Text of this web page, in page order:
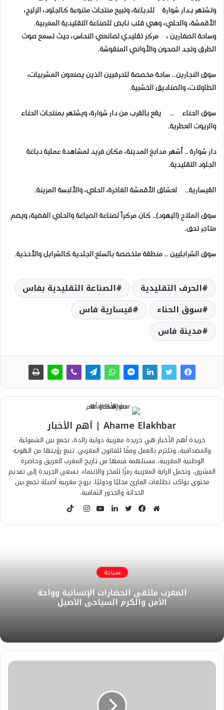
وتشتهر بـدار شوارة للدباغة، وتبيع منتجات متنوعة كالجلود، الزليج،
الأقمشة، والحلي، وهي قلب نابض للصناعة التقليدية المغربية.
وساحة الصفارين ، مركز تقليدي لصانعي النحاس، حيث تسمع صوت
الطرق وتجد الصحون والأواني المنقوشة.
سوق النجارين.. ساحة مخصصة للحرفيين الذين يصنعون المشربيات،
الطاولات، والصناديق الخشبية.
سوق الحناء .. يقع بالقرب من دار شوارة، ويشتهر بمنتجات الحناء
والزيوت العطرية.
دار شوارة .. أشهر مدابغ المدينة، مكان فريد لمشاهدة عملية دباغة
الجلود التقليدية.
القيسارية.. لعشاق الأقمشة الفاخرة، الحلي، والألبسة المزينة.
سوق الملاح (اليهود).. كان مركزاً لصناعة الصياغة والحلي الفضية، ويضم
متاجر تحف.
سوق الشرابليين .. منطقة متخصصة بالسلع الجلدية كالشرابل والأحذية.
الحرف التقليدية
الصناعة التقليدية بفاس
سوق الحناء
قيسارية فاس
مدينة فاس
Ahame Elakhbar | أهم الأخبار
جريدة أهم الأخبار هي جريدة مغربية دولية رائدة، تجمع بين الشمولية
والمصداقية، وتلتزم بالعمل وفقًا للقانون المغربي. تنبع رؤيتها من الهوية
الوطنية المغربية، مستلهمة قيمها من تاريخ المغرب العريق وحاضره
المشرق، وتحمل الراية المغربية رمزًا للفخر والانتماء. تسعى الجريدة إلى تقديم
محتوى يواكب تطلعات القارئ محليًا ودوليًا، بروح مغربية أصيلة تجمع بين
الحداثة والجذور الثقافية.
م
و
ي
ف
ت
ر
ل
د
إ
ن
ي
و
ا
ا
م
سياحة
المغرب ملتقى الحضارات الإنسانية وواحة
الأمن والكرم السياحي الأصيل